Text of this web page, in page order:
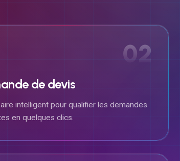
02
de devis
intelligent pour qualifier les demandes
en quelques clics.